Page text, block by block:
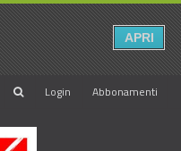
Login Abbonamenti
APRI